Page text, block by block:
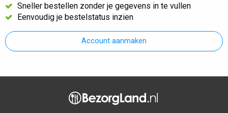
Sneller bestellen zonder je gegevens in te vullen
Eenvoudig je bestelstatus inzien
Account aanmaken